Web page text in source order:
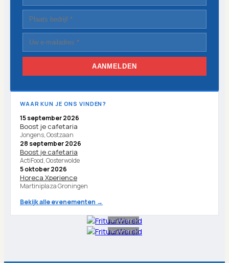
AANMELDEN
WAAR KUN JE ONS VINDEN?
15 september 2026
Boost je cafetaria
Jongens, Oostzaan
28 september 2026
Boost je cafetaria
ActiFood, Oosterwolde
5 oktober 2026
Horeca Xperience
Martiniplaza Groningen
Bekijk alle evenementen →
Advertentie
Advertentie